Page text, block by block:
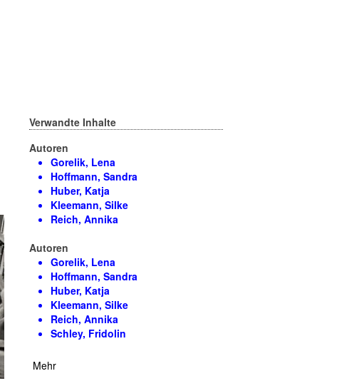
Verwandte Inhalte
Autoren
Gorelik, Lena
Hoffmann, Sandra
Huber, Katja
Kleemann, Silke
Reich, Annika
Autoren
Gorelik, Lena
Hoffmann, Sandra
Huber, Katja
Kleemann, Silke
Reich, Annika
Schley, Fridolin
Mehr